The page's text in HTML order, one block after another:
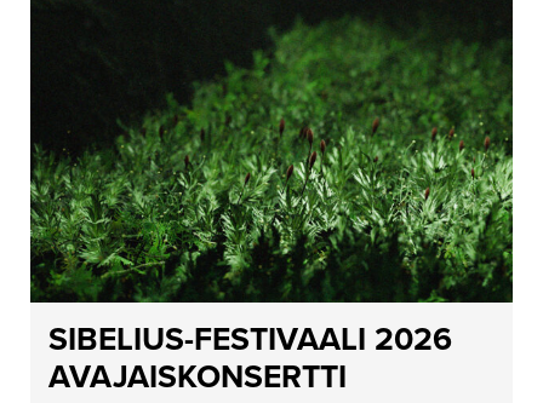
SIBELIUS-FESTIVAALI 2026
AVAJAISKONSERTTI